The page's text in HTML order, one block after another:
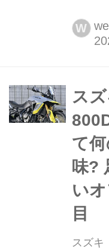
耳より
ラッ
ろそろ
が、
ったよ
W
ス
て
味?
い
目
スズキ